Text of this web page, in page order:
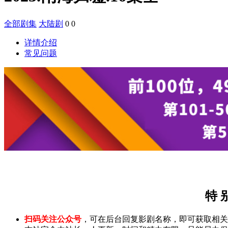
全部剧集 大陆剧 0 0
详情介绍
常见问题
特
扫码关注公众号 ，可在后台回复影剧名称，即可获取相